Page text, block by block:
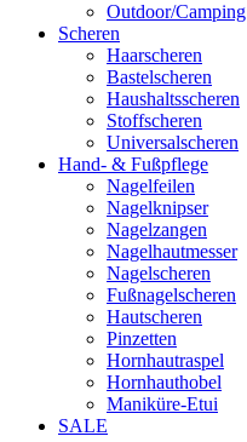
Outdoor/Camping
Scheren
Haarscheren
Bastelscheren
Haushaltsscheren
Stoffscheren
Universalscheren
Hand- & Fußpflege
Nagelfeilen
Nagelknipser
Nagelzangen
Nagelhautmesser
Nagelscheren
Fußnagelscheren
Hautscheren
Pinzetten
Hornhautraspel
Hornhauthobel
Maniküre-Etui
SALE